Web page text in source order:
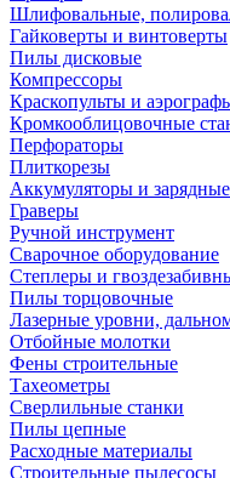
Шлифовальные,
Гайковерты и винтоверты
Пилы дисковые
Компрессоры
Краскопульты и
Кромкооблицовочные
Перфораторы
Плиткорезы
Аккумуляторы и зарядные
Граверы
Ручной инструмент
Сварочное оборудование
Степлеры и
Пилы торцовочные
Лазерные уровни,
Отбойные молотки
Фены строительные
Тахеометры
Сверлильные станки
Пилы цепные
Расходные материалы
Строительные пылесосы